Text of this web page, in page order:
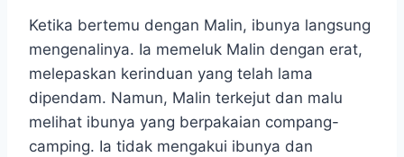
Ketika bertemu dengan Malin, ibunya langsung
mengenalinya. Ia memeluk Malin dengan erat,
melepaskan kerinduan yang telah lama
dipendam. Namun, Malin terkejut dan malu
melihat ibunya yang berpakaian compang-
camping. Ia tidak mengakui ibunya dan